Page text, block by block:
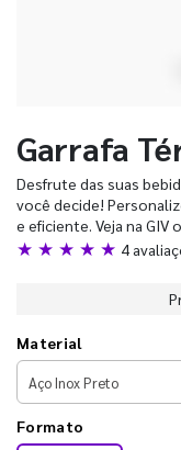
Garrafa
Desfrute das suas
você decide!
e eficiente. Veja na GIV
★ ★ ★ ★ ★ 4
Material
Formato